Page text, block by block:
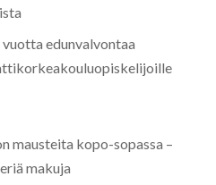
edunvalvontaa
mausteita kopo-sopassa –
makuja